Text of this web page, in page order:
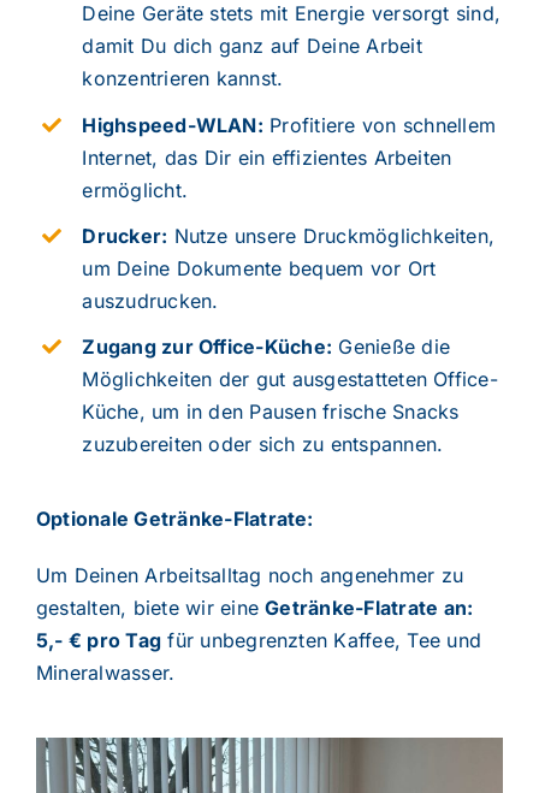
Deine Geräte stets mit Energie versorgt sind,
damit Du dich ganz auf Deine Arbeit
konzentrieren kannst.
Highspeed-WLAN: Profitiere von schnellem
Internet, das Dir ein effizientes Arbeiten
ermöglicht.
Drucker: Nutze unsere Druckmöglichkeiten,
um Deine Dokumente bequem vor Ort
auszudrucken.
Zugang zur Office-Küche: Genieße die
Möglichkeiten der gut ausgestatteten Office-
Küche, um in den Pausen frische Snacks
zuzubereiten oder sich zu entspannen.
Optionale Getränke-Flatrate:
Um Deinen Arbeitsalltag noch angenehmer zu
gestalten, biete wir eineGetränke-Flatrate an:
5,- € pro Tag für unbegrenzten Kaffee, Tee und
Mineralwasser.